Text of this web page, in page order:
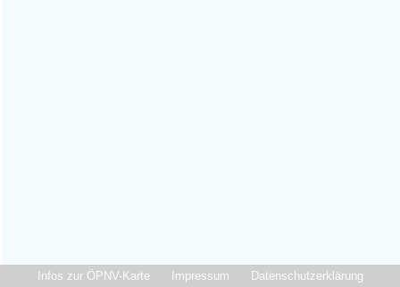
Infos zur ÖPNV-Karte Impressum Datenschutzerklärung